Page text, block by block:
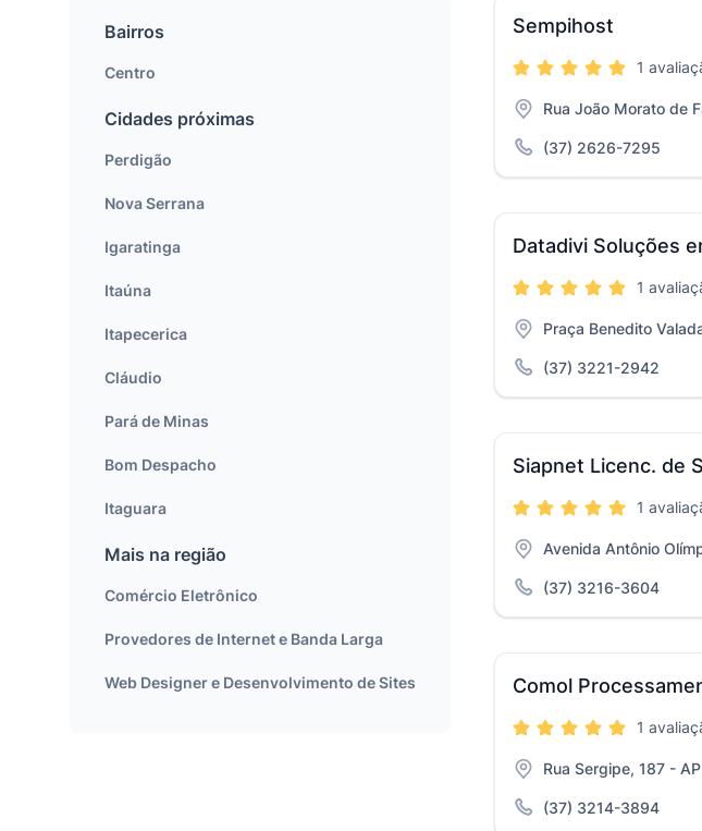
Sempihost
1
Rua João Morato de
(37) 2626-7295
Datadivi Soluções
1
Praça Benedito
(37) 3221-2942
Siapnet Licenc. de
1
Avenida Antônio
(37) 3216-3604
Comol
1
Rua Sergipe, 187 -
(37) 3214-3894
Bairros
Centro
Cidades próximas
Perdigão
Nova Serrana
Igaratinga
Itaúna
Itapecerica
Cláudio
Pará de Minas
Bom Despacho
Itaguara
Mais na região
Comércio Eletrônico
Provedores de Internet e Banda Larga
Web Designer e Desenvolvimento de Sites